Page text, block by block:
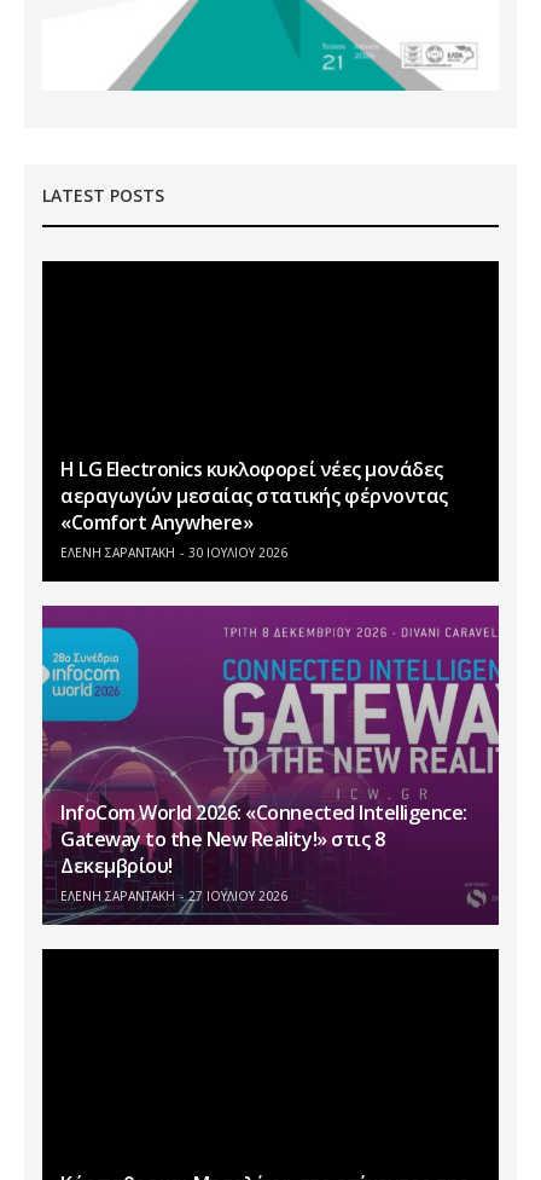
LATEST POSTS
Η LG Electronics κυκλοφορεί νέες μονάδες
αεραγωγών μεσαίας στατικής φέρνοντας
«Comfort Anywhere»
ΕΛΕΝΗ ΣΑΡΑΝΤΑΚΗ 30 ΙΟΥΛΊΟΥ 2026
InfoCom World 2026: «Connected Intelligence:
Gateway to the New Reality!» στις 8
Δεκεμβρίου!
ΕΛΕΝΗ ΣΑΡΑΝΤΑΚΗ 27 ΙΟΥΛΊΟΥ 2026